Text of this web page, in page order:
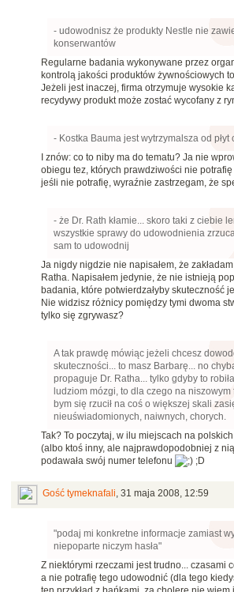
- udowodnisz że produkty Nestle nie
konserwantów
Regularne badania wykonywane przez
kontrolą jakości produktów żywnościowych
Jeżeli jest inaczej, firma otrzymuje wysokie
recydywy produkt może zostać wycofany z
- Kostka Bauma jest wytrzymalsza od płyt
I znów: co to niby ma do tematu? Ja nie
obiegu tez, których prawdziwości nie
jeśli nie potrafię, wyraźnie zastrzegam, że
- że Dr. Rath kłamie... skoro taki z ciebie
wszystkie sprawy do udowodnienia
sam to udowodnij
Ja nigdy nigdzie nie napisałem, że zakładam
Ratha. Napisałem jedynie, że nie istnieją
badania, które potwierdzałyby skuteczność
Nie widzisz różnicy pomiędzy tymi dwoma
tylko się zgrywasz?
A tak prawdę mówiąc jeżeli chcesz
skuteczności... to masz Barbarę... no
propaguje Dr. Ratha... tylko gdyby to
ludziom mózgi, to dla czego na niszowym
bym się rzucił na coś o większej skali
nieuświadomionych, naiwnych, chorych.
Tak? To poczytaj, w ilu miejscach na
(albo ktoś inny, ale najprawdopodobniej z
podawała swój numer telefonu
;D
Gość tymeknafali, 31 maja 2008, 12:59
"podaj mi konkretne informacje zamiast
niepoparte niczym hasła"
Z niektórymi rzeczami jest trudno... czasami
a nie potrafię tego udowodnić (dla tego